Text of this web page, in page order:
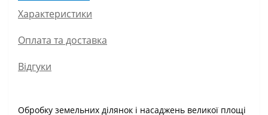
Характеристики
Оплата та доставка
Відгуки
Обробку земельних ділянок і насаджень великої площі